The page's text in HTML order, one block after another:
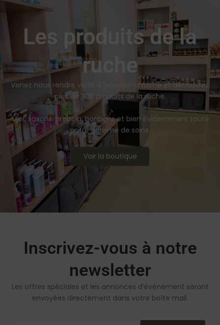
Les produits de la
ruche
Venez nous rendre visite à l’espace la ruche et découvrez
plus de 300 produits de la ruche.
Miel, savons, propola, bonbons et bien évidemment toute
notre gamme de soins.
Voir la boutique
Inscrivez-vous à notre
newsletter
Les offres spéciales et les annonces d’événement seront
envoyées directement dans votre boîte mail.